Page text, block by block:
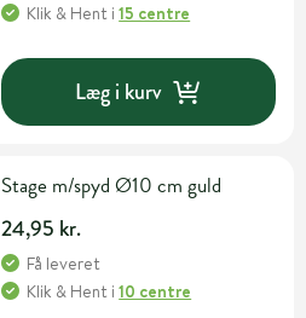
Klik & Hent i15 centre
Læg i kurv
Stage m/spyd Ø10 cm guld
24,95 kr.
Få leveret
Klik & Hent i10 centre